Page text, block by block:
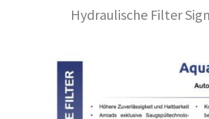
Hydraulische Filter